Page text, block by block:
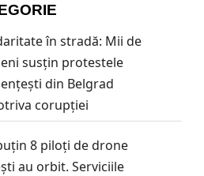
în stradă: Mii de
susțin protestele
din Belgrad
corupției
8 piloți de drone
au orbit. Serviciile